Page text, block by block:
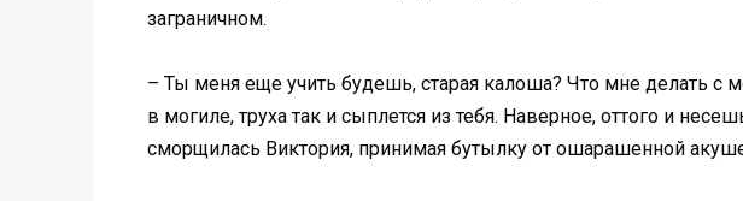
заграничном.
– Ты меня еще учить будешь, старая калоша? Что мне делать с
в могиле, труха так и сыплется из тебя. Наверное, оттого и
сморщилась Виктория, принимая бутылку от ошарашенной